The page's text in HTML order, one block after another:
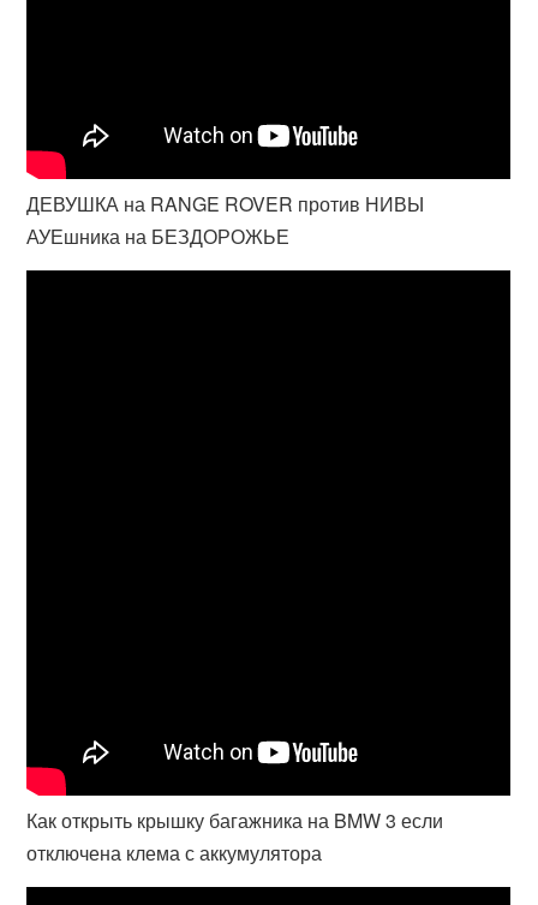
ДЕВУШКА на RANGE ROVER против НИВЫ
АУЕшника на БЕЗДОРОЖЬЕ
Как открыть крышку багажника на BMW 3 если
отключена клема с аккумулятора